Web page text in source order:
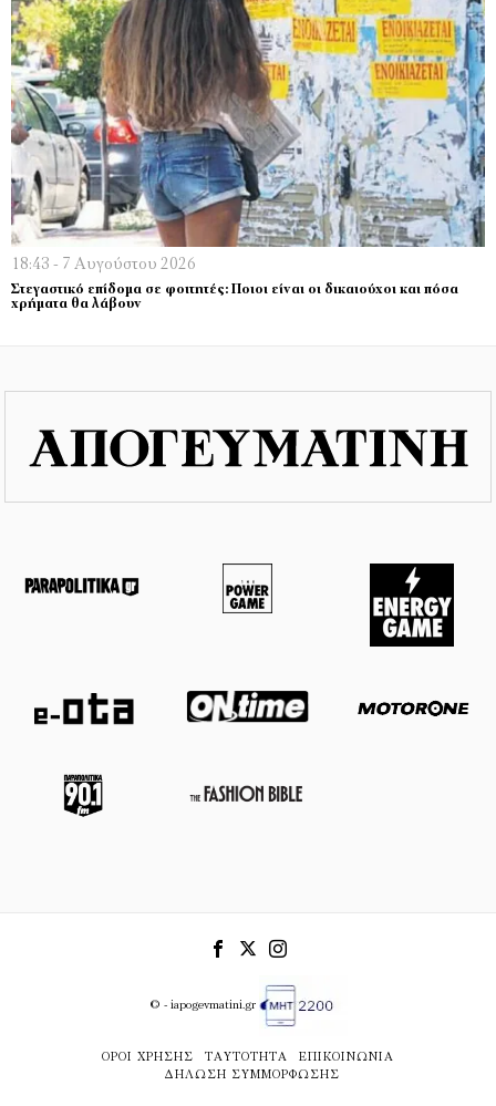
18:43 - 7 Αυγούστου 2026
Στεγαστικό επίδομα σε φοιτητές: Ποιοι είναι οι δικαιούχοι και πόσα
χρήματα θα λάβουν
© - iapogevmatini.gr
ΌΡΟΙ ΧΡΉΣΗΣ ΤΑΥΤΌΤΗΤΑ
ΕΠΙΚΟΙΝΩΝΊΑ
ΔΉΛΩΣΗ ΣΥΜΜΌΡΦΩΣΗΣ